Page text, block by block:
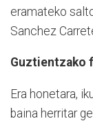
eramateko
Sanchez
Guztientzako
Era honetara,
baina herritar